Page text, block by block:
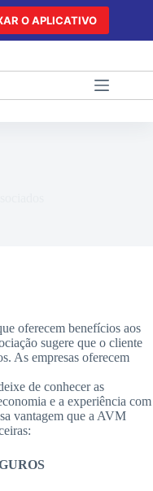
O APLICATIVO
oferecem benefícios aos
sugere que o cliente
As empresas oferecem
de conhecer as
e a experiência com
vantagem que a AVM